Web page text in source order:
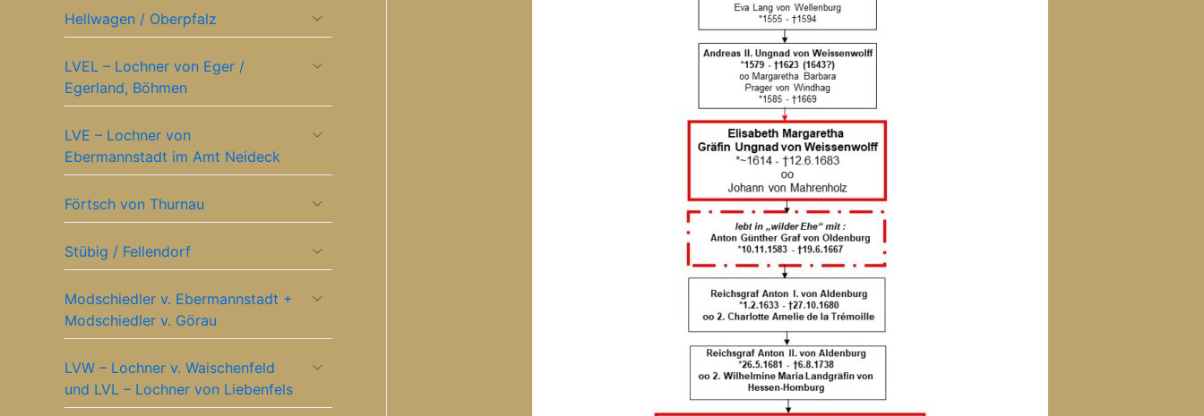
Hellwagen / Oberpfalz
LVEL – Lochner von Eger /
Egerland, Böhmen
LVE – Lochner von
Ebermannstadt im Amt Neideck
Förtsch von Thurnau
Stübig / Fellendorf
Modschiedler v. Ebermannstadt +
Modschiedler v. Görau
LVW – Lochner v. Waischenfeld
und LVL – Lochner von Liebenfels